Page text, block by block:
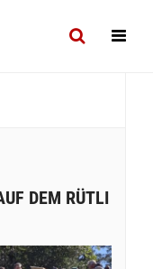
DEM RÜTLI